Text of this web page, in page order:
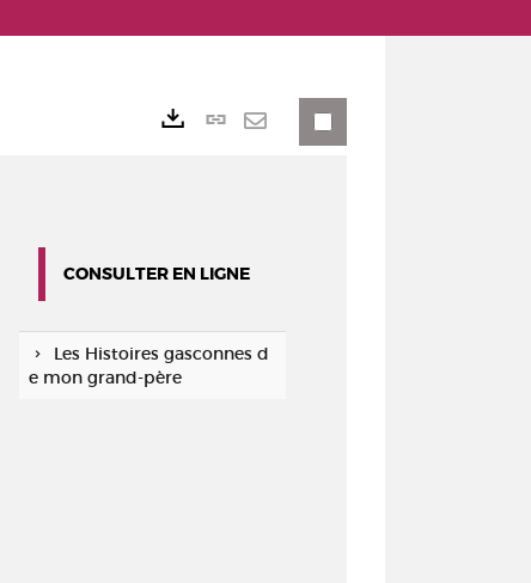
Lien
CONSULTER EN LIGNE
Les Histoires gasconnes d
e mon grand-père